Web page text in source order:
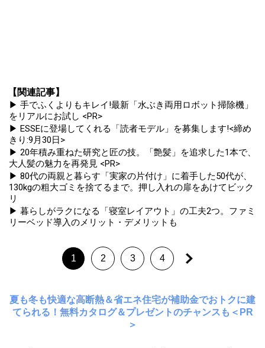
【関連記事】
▶ 手でふくよりもキレイ!最新「水ぶき両用ロボット掃除機」
をリアルにお試し <PR>
▶ ESSEに登場してくれる「読者モデル」を募集します!<締め
きり:9月30日>
▶ 20年積み重ねた研究と匠の技。「艶髪」を追求した1本で、
大人髪の魅力を再発見 <PR>
▶ 80代の両親と暮らす「実家の片付け」に着手した50代が、
130kgの粗大ゴミを捨てるまで。押し入れの扉をあけてビック
リ
▶ 暮らしがラクになる「寝室レイアウト」の工夫2つ。ファミ
リーベッド導入のメリット・デメリットも
1 2 3 4
夏も冬も快適な高断熱＆省エネ住宅が補助金でおトクに建
てられる！無料カタログ＆プレゼントのチャンスも＜PR
＞